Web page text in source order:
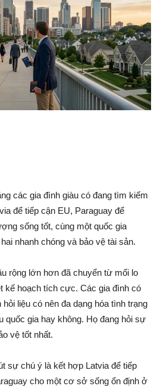
các gia đình giàu có đang tìm kiếm
để tiếp cận EU, Paraguay để
sống tốt, cùng một quốc gia
nhanh chóng và bảo vệ tài sản.
rộng lớn hơn đã chuyển từ mối lo
kế hoạch tích cực. Các gia đình có
liệu có nên đa dạng hóa tình trạng
quốc gia hay không. Họ đang hỏi sự
vệ tốt nhất.
sự chú ý là kết hợp Latvia để tiếp
cho một cơ sở sống ổn định ở